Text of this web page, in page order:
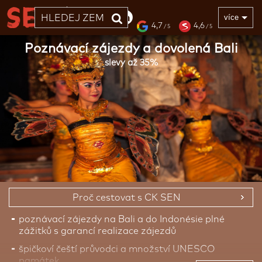
33 LET více
4,7 / 5 4,6 / 5
Poznávací zájezdy a dovolená Bali
slevy až 35%
Proč cestovat s CK SEN
poznávací zájezdy na Bali a do Indonésie plné
zážitků s garancí realizace zájezdů
špičkoví čeští průvodci a množství UNESCO